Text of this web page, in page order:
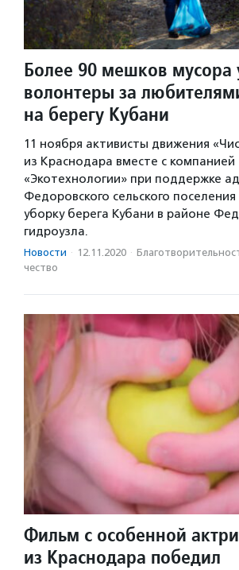
Более 90 мешков мусора
волонтеры за
на берегу Кубани
11 ноября активисты движения
из Краснодара вместе с компанией
«Экотехнологии» при поддержке
Федоровского сельского
уборку берега Кубани в районе
гидроузла.
Новости · 12.11.2020 ·
чест­во
Фильм с особенной
из Краснодара победил